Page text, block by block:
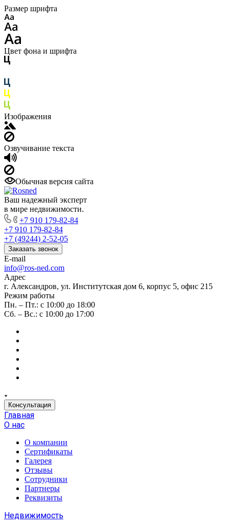
Размер шрифта
Цвет фона и шрифта
Изображения
Озвучивание текста
Обычная версия сайта
Ваш надежный эксперт
в мире недвижимости.
+7 910 179-82-84
+7 910 179-82-84
+7 (49244) 2-52-05
Заказать звонок
E-mail
info@ros-ned.com
Адрес
г. Александров, ул. Институтская дом 6, корпус 5, офис 215
Режим работы
Пн. – Пт.: с 10:00 до 18:00
Сб. – Вс.: с 10:00 до 17:00
Консультация
Главная
О нас
О компании
Сертификаты
Галерея
Отзывы
Сотрудники
Партнеры
Реквизиты
Недвижимость